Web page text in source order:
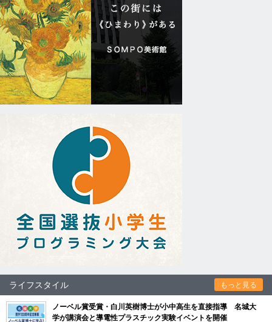
ライフスタイル もっと見る
ノーベル賞受賞・白川英樹博士が小中高生を直接指導 名城大
学が講演会と導電性プラスチック実験イベントを開催